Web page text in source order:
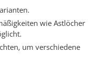
wie Astlöcher
um verschiedene